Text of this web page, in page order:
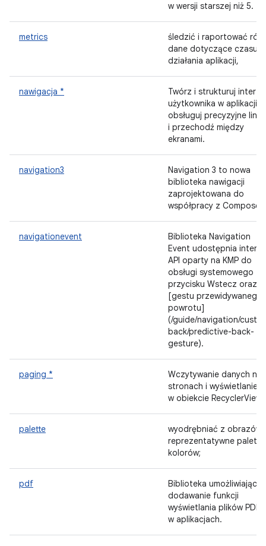
w wersji starszej niż 5.
metrics
śledzić i raportować
dane dotyczące czasu
działania aplikacji,
nawigacja *
Twórz i strukturuj
użytkownika w aplikacji,
obsługuj precyzyjne linki
i przechodź między
ekranami.
navigation3
Navigation 3 to nowa
biblioteka nawigacji
zaprojektowana do
współpracy z Compose.
navigationevent
Biblioteka Navigation
Event udostępnia
API oparty na KMP do
obsługi systemowego
przycisku Wstecz oraz
[gestu przewidywanego
powrotu]
(/guide/navigation/
back/predictive-back-
gesture).
paging *
Wczytywanie danych na
stronach i wyświetlanie
w obiekcie RecyclerView.
palette
wyodrębniać z obrazów
reprezentatywne palety
kolorów;
pdf
Biblioteka umożliwiająca
dodawanie funkcji
wyświetlania plików PDF
w aplikacjach.